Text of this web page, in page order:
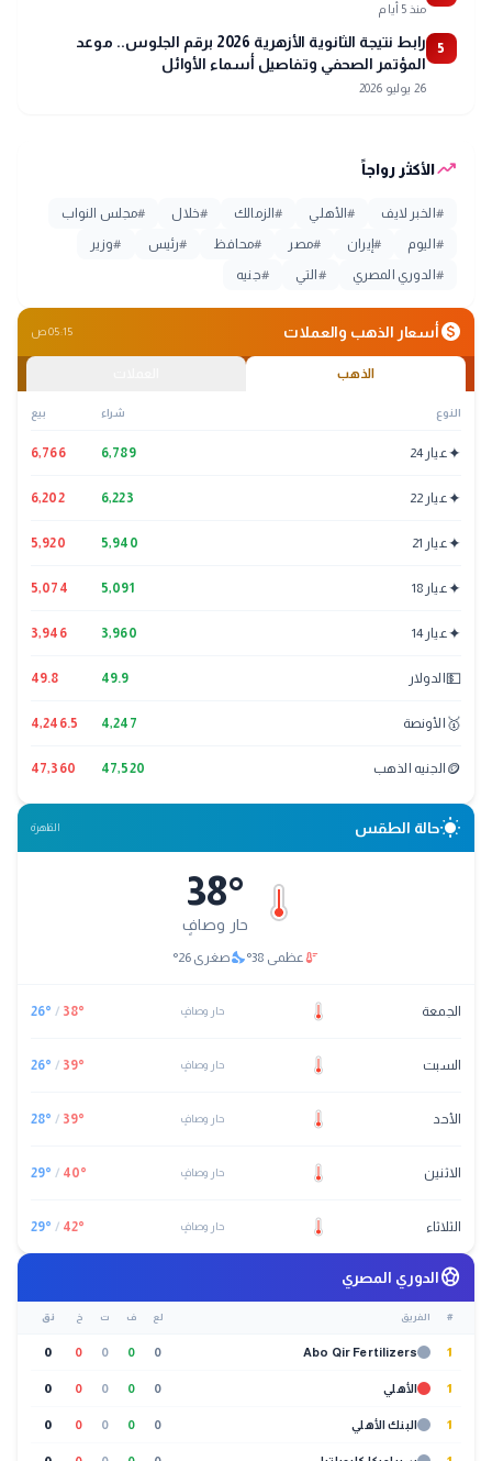
منذ 5 أيام
5
رابط نتيجة الثانوية الأزهرية 2026 برقم الجلوس.. موعد
المؤتمر الصحفي وتفاصيل أسماء الأوائل
26 يوليو 2026
trending_upالأكثر رواجاً
#الخبر لايف #الأهلي #الزمالك #خلال #مجلس النواب
#اليوم #إيران #مصر #محافظ #رئيس #وزير
#الدوري المصري #التي #جنيه
monetization_onأسعار الذهب والعملات 05:15 ص
الذهب
النوع شراء بيع
✦ عيار 24 6,789
6,766
✦ عيار 22 6,223
6,202
✦ عيار 21 5,940
5,920
✦ عيار 18 5,091
5,074
✦ عيار 14 3,960
3,946
💵الدولار 49.9
49.8
🥇 الأونصة 4,247
4,246.5
🪙 الجنيه الذهب 47,520
47,360
wb_sunnyحالة الطقس القاهرة
38°
حار وصافٍ
thermostat عظمى 38
°
nights_stayصغرى 26
°
الجمعة حار وصافٍ 38°
/
26°
السبت حار وصافٍ 39°
/
26°
الأحد حار وصافٍ 39°
/
28°
الاثنين حار وصافٍ 40°
/
29°
الثلاثاء حار وصافٍ 42°
/
29°
sports_soccerالدوري المصري
# الفريق لع ف ت خ نق
1
Abo Qir Fertilizers
0
0
0
0
0
1 الأهلي 0
0
0
0
0
1 البنك الأهلي 0
0
0
0
0